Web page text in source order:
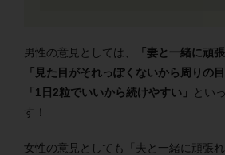
男性の意見としては、
「妻と一緒に頑
「見た目がそれっぽくないから周りの
「1日2粒でいいから続けやすい」
とい
す！
女性の意見としても「夫と一緒に頑張